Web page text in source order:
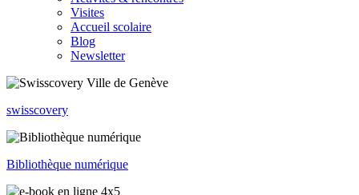
Visites
Accueil scolaire
Blog
Newsletter
swisscovery
Bibliothèque numérique